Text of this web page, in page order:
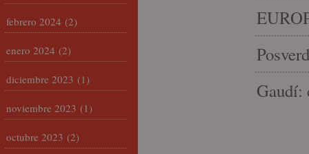
Gaudí:
febrero 2024 (2)
enero 2024 (2)
diciembre 2023 (1)
noviembre 2023 (1)
octubre 2023 (2)